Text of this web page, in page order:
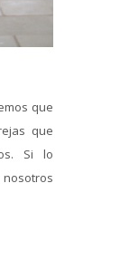
que
que
Si lo